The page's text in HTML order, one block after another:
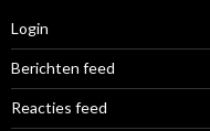
Login
Berichten feed
Reacties feed